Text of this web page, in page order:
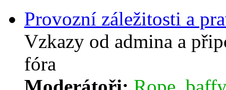
Provozní záležitosti a
Vzkazy od admina a
fóra